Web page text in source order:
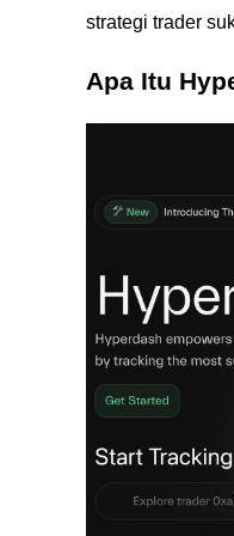
strategi trader
Apa Itu